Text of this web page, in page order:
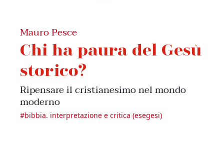
Mauro Pesce
Chi ha paura del Gesù
storico?
Ripensare il cristianesimo nel mondo
moderno
#bibbia. interpretazione e critica (esegesi)